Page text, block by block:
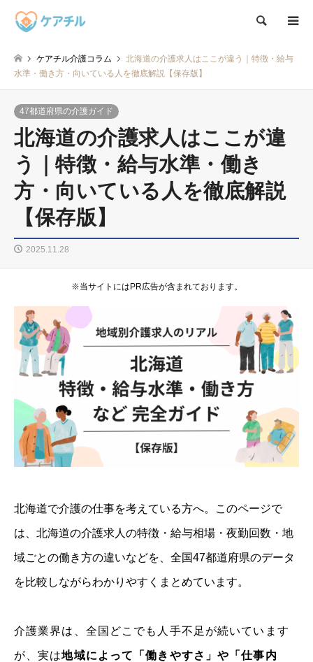
検索
ケアチル介護コラム
北海道の介護求人はここが違う｜特徴・給与
水準・働き方・向いている人を徹底解説【保存版】
47都道府県の介護ガイド
北海道の介護求人はここが違
う｜特徴・給与水準・働き
方・向いている人を徹底解説
【保存版】
2025.11.28
※当サイトにはPR広告が含まれております。
北海道で介護の仕事を考えている方へ。このページで
は、北海道の介護求人の特徴・給与相場・夜勤回数・地
域ごとの働き方の違いなどを、全国47都道府県のデータ
を比較しながらわかりやすくまとめています。
介護業界は、全国どこでも人手不足が続いています
が、実は地域によって「働きやすさ」や「仕事内